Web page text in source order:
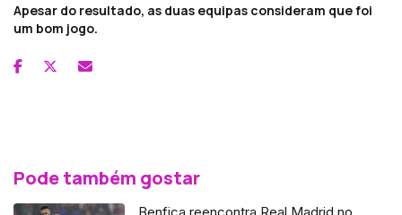
Apesar do resultado, as duas equipas consideram que foi
um bom jogo.
Pode também gostar
Benfica reencontra Real Madrid no